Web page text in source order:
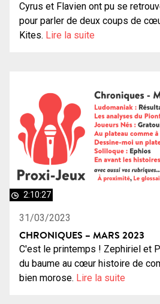
Cyrus et Flavien ont pu se
pour parler de deux coups de
Kites. Lire la suite
2:10:27
31/03/2023
CHRONIQUES – MARS 2023
C'est le printemps ! Zephiriel et
du baume au cœur histoire de
bien morose. Lire la suite